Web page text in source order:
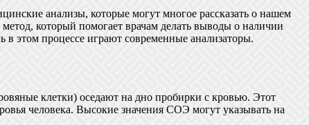
анализы, которые могут многое рассказать о нашем
который помогает врачам делать выводы о наличии
этом процессе играют современные анализаторы.
клетки) оседают на дно пробирки с кровью. Этот
человека. Высокие значения СОЭ могут указывать на